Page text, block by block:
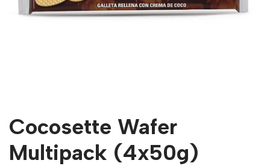
Cocosette Wafer
Multipack (4x50g)